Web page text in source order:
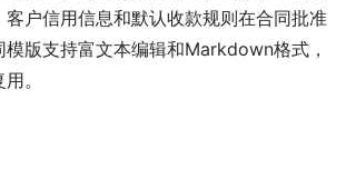
户信用信息和默认收款规则在合同批准
模版支持富文本编辑和Markdown格式，
。